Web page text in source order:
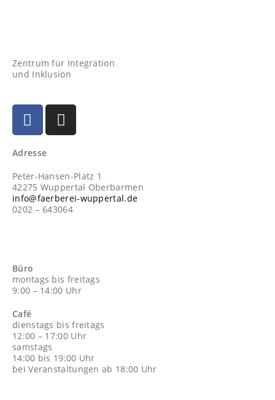
Zentrum für Integration
und Inklusion
Adresse
Peter-Hansen-Platz 1
42275 Wuppertal Oberbarmen
info@faerberei-wuppertal.de
0202 – 643064
Büro
montags bis freitags
9:00 – 14:00 Uhr
Café
dienstags bis freitags
12:00 – 17:00 Uhr
samstags
14:00 bis 19:00 Uhr
bei Veranstaltungen ab 18:00 Uhr